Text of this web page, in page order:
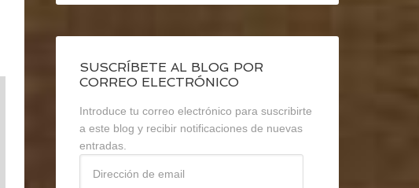
SUSCRÍBETE AL BLOG POR
CORREO ELECTRÓNICO
Introduce tu correo electrónico para suscribirte
a este blog y recibir notificaciones de nuevas
entradas.